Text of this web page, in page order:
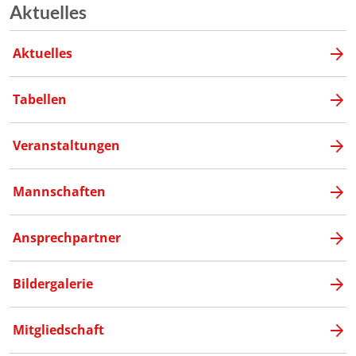
Aktuelles
Aktuelles
Tabellen
Veranstaltungen
Mannschaften
Ansprechpartner
Bildergalerie
Mitgliedschaft